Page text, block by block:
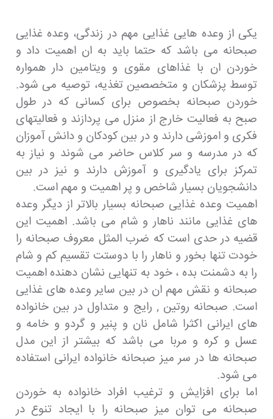
یکی از وعده هایی غذایی مهم در زندگی، وعده غذایی
صبحانه می باشد که حتما باید به ان اهمیت داد و
خوردن ان با غذاهای مقوی و ویتامین دار همواره
توسط پزشکان و متخصصین تغذیه، توصیه می شود.
خوردن صبحانه بخصوص برای کسانی که در طول
صبح به فعالیت خارج از منزل می پردازند و فعالیتهای
فکری و اموزشی دارند و در بین کودکان و دانش آموزان
که در مدرسه و سر کلاس حاضر می شوند و نیاز به
تمرکز برای یادگیری و آموزش دارند و نیز در بین
دانشجویان بسیار شاخص و پر اهمیت و مهم است.
اهمیت وعده غذایی صبحانه بسیار بالاتر از دیگر وعده
های غذایی مانند ناهار و شام می باشد. اهمیت این
قضیه در حدی است که ضرب المثل معروف صبحانه را
خودت تنها بخور و ناهار را با دوستت تقسیم کم و شام
را به دشمنت بده ، خود به تنهایی نشان دهنده اهمیت
صبحانه و نقش مهم ان در بین سایر وعده های غذایی
است. صبحانه روتین , رایج و متداول در بین خانواده
های ایرانی اکثرا شامل نان و پنیر و گردو و خامه و
عسل و کره و مربا می باشد که بیشتر از این مدل
صبحانه ها در سر میز صبحانه خانواده ایرانی استفاده
می شود.
اما برای افزایش و ترغیب افراد خانواده به خوردن
صبحانه می توان میز صبحانه را با ایجاد تنوع در